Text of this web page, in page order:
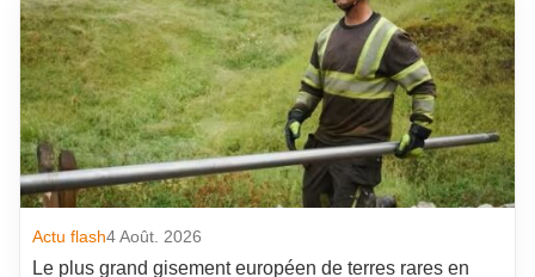
Actu flash4 Août. 2026
Le plus grand gisement européen de terres rares en